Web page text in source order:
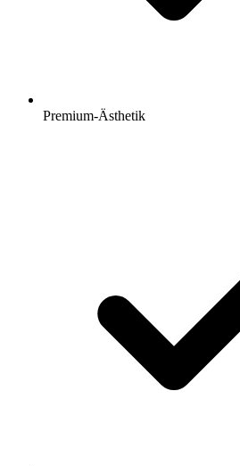
Premium-Ästhetik